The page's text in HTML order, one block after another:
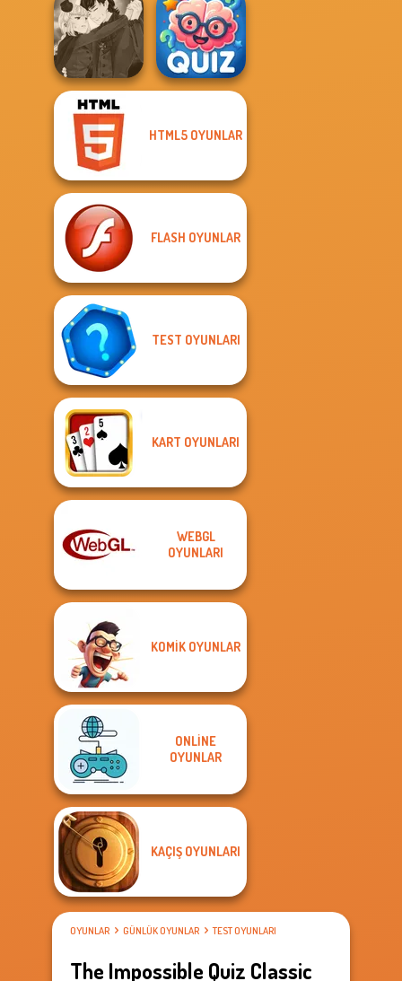
Bloons Tower
Defense
Braindom 2:
Who is Lying?
Manga Creator
Vampire Hunter
P...
Quizmania: Trivia
HTML5 OYUNLAR
FLASH OYUNLAR
TEST OYUNLARI
KART OYUNLARI
WEBGL
OYUNLARI
KOMIK OYUNLAR
ONLINE
OYUNLAR
KAÇIŞ OYUNLARI
OYUNLAR GÜNLÜK OYUNLAR TEST OYUNLARI
The Impossible Quiz Classic